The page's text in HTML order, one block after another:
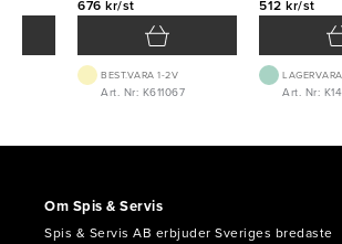
676 kr/st
BEST.VARA 1-2V
Art. Nr: K611067
512 kr/st
LAGERVARA
Art. Nr:
Om Spis & Servis
Spis & Servis AB erbjuder Sveriges bredaste